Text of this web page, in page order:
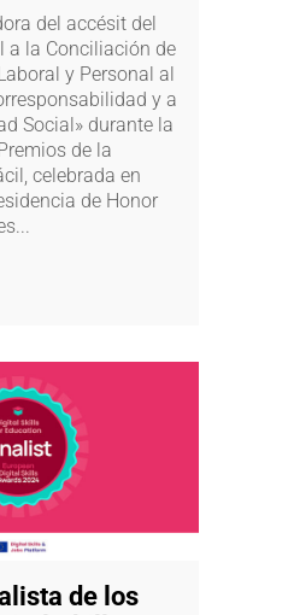
del accésit del
a la Conciliación de
y Personal al
y a
Social» durante la
de la
celebrada en
de Honor
de los